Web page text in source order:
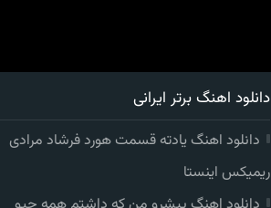
دانلود اهنگ برتر ایرانی
دانلود اهنگ یادته قسمت هورد فرشاد مرادی
ریمیکس اینستا